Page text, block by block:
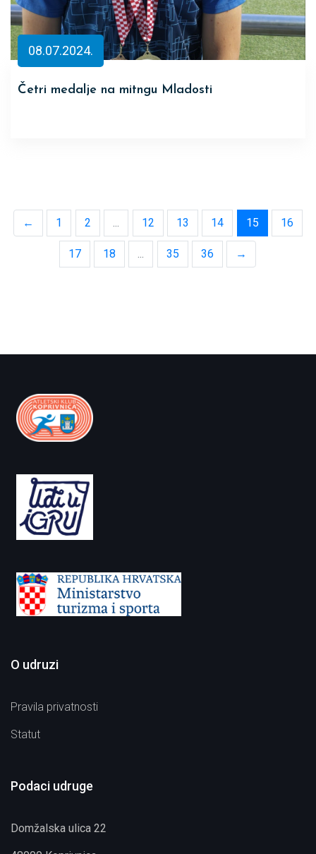
08.07.2024.
Četri medalje na mitngu Mladosti
← 1 2 12 13 14 15 16
17 18 ... 35 36 →
O udruzi
Pravila privatnosti
Statut
Podaci udruge
Domžalska ulica 22